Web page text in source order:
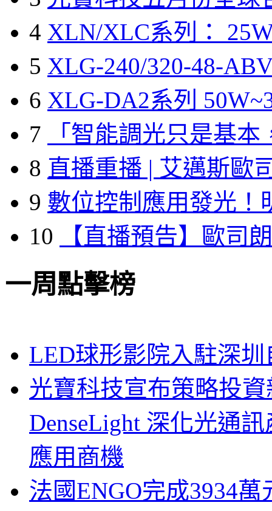
4 XLN/XLC系列：
5 XLG-240/320-48-
6 XLG-DA2系列
7
「智能調光只是基本
8 直播重播 | 艾邁斯歐
9 數位控制應用發光！
10
【直播預告】歐司
一周點擊榜
LED球形影院入駐深
光寶科技宣布策略投
DenseLight 深化光通
應用商機
法國ENGO完成3934